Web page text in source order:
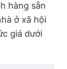
hàng sẵn
ở xã hội
giá dưới